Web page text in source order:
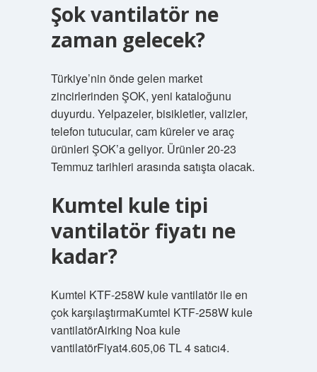
Şok vantilatör ne
zaman gelecek?
Türkiye’nin önde gelen market
zincirlerinden ŞOK, yeni kataloğunu
duyurdu. Yelpazeler, bisikletler, valizler,
telefon tutucular, cam küreler ve araç
ürünleri ŞOK’a geliyor. Ürünler 20-23
Temmuz tarihleri ​​arasında satışta olacak.
Kumtel kule tipi
vantilatör fiyatı ne
kadar?
Kumtel KTF-258W kule vantilatör ile en
çok karşılaştırmaKumtel KTF-258W kule
vantilatörAirking Noa kule
vantilatörFiyat4.605,06 TL 4 satıcı4.